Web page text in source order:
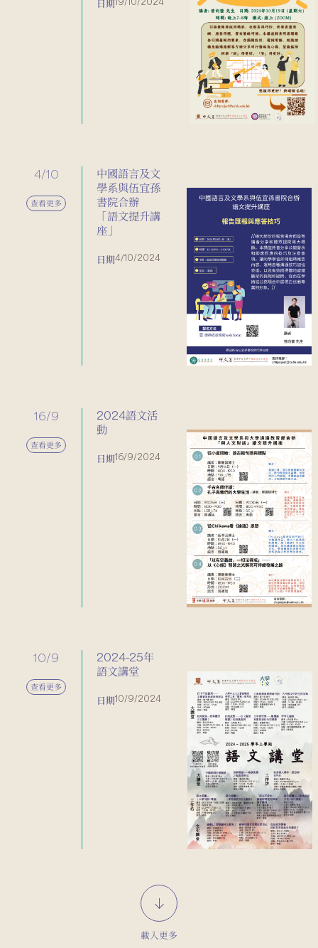
日期
4/10
查看更多
中國語言及文
學系與伍宜孫
書院合辦
「語文提升講
座」
日期4/10/2024
16/9
查看更多
2024語文活
動
日期16/9/2024
10/9
查看更多
2024-25年
語文講堂
日期10/9/2024
載入更多